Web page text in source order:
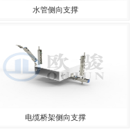
水管侧向支撑
电缆桥架侧向支撑